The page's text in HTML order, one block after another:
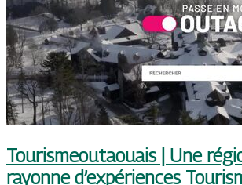
Tourismeoutaouais | Une
rayonne d’expériences